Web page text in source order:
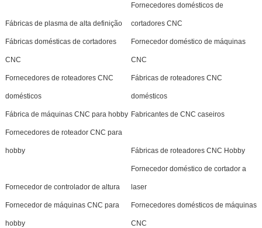
Fábricas de plasma de alta definição
Fornecedores domésticos de
cortadores CNC
Fábricas domésticas de cortadores
CNC
Fornecedor doméstico de máquinas
CNC
Fornecedores de roteadores CNC
domésticos
Fábricas de roteadores CNC
domésticos
Fábrica de máquinas CNC para hobby Fabricantes de CNC caseiros
Fornecedores de roteador CNC para
hobby Fábricas de roteadores CNC Hobby
Fornecedor de controlador de altura
Fornecedor doméstico de cortador a
laser
Fornecedor de máquinas CNC para
hobby
Fornecedores domésticos de máquinas
CNC